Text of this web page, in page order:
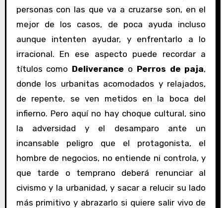
personas con las que va a cruzarse son, en el
mejor de los casos, de poca ayuda incluso
aunque intenten ayudar, y enfrentarlo a lo
irracional. En ese aspecto puede recordar a
títulos como Deliverance o Perros de paja,
donde los urbanitas acomodados y relajados,
de repente, se ven metidos en la boca del
infierno. Pero aquí no hay choque cultural, sino
la adversidad y el desamparo ante un
incansable peligro que el protagonista, el
hombre de negocios, no entiende ni controla, y
que tarde o temprano deberá renunciar al
civismo y la urbanidad, y sacar a relucir su lado
más primitivo y abrazarlo si quiere salir vivo de